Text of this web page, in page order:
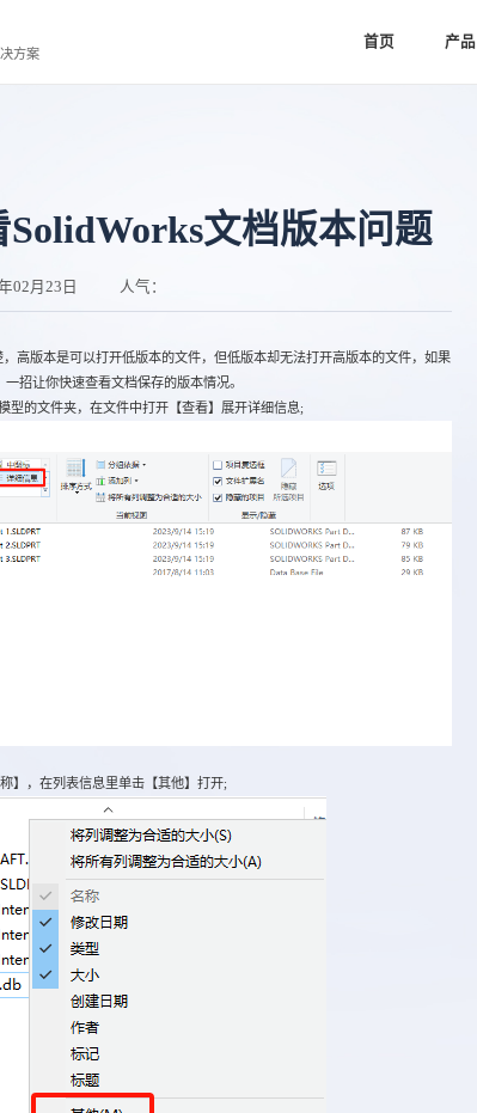
方案
首页 产品
文档版本问题
02月23日 人气：
版本是可以打开低版本的文件，但低版本却无法打开高版本的文件，如果
招让你快速查看文档保存的版本情况。
的文件夹，在文件中打开【查看】展开详细信息;
，在列表信息里单击【其他】打开;